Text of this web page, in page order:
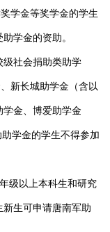
学金等奖学金的学生
学金的资助。
社会捐助类助学
新长城助学金（含以
金、博爱助学金
学金的学生不得参加
级以上本科生和研究
生可申请唐南军助